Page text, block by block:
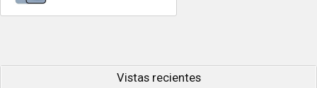
Vistas recientes